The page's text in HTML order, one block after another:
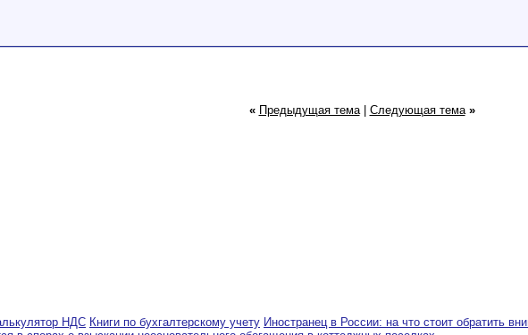
« Предыдущая тема| Следующая тема »
НДС Книги по бухгалтерскому учету Иностранец в России: на что стоит обратить